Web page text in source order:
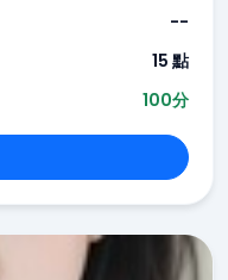
--
15 點
100分